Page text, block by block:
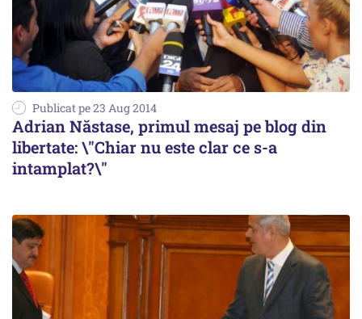
Publicat pe 23 Aug 2014
Adrian Năstase, primul mesaj pe blog din
libertate: \"Chiar nu este clar ce s-a
intamplat?\"